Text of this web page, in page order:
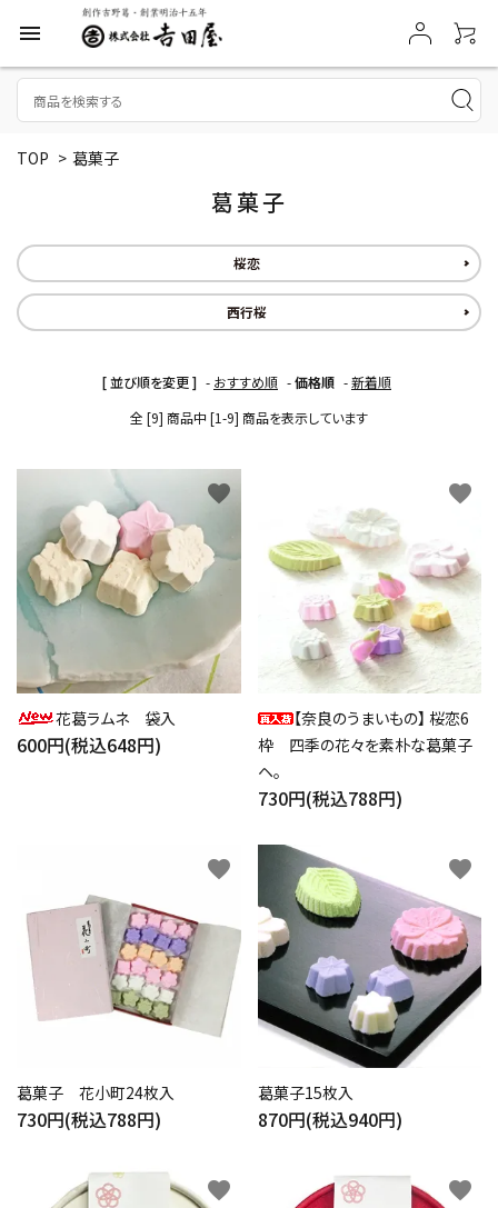
menu
TOP > 葛菓子
葛菓子
桜恋
西行桜
[ 並び順を変更 ] - おすすめ順 -価格順 -新着順
全 [9] 商品中 [1-9] 商品を表示しています
花葛ラムネ 袋入
600円(税込648円)
favorite
【奈良のうまいもの】 桜恋6
枠 四季の花々を素朴な葛菓子
ヘ。
730円(税込788円)
favorite
葛菓子 花小町24枚入
730円(税込788円)
favorite
葛菓子15枚入
870円(税込940円)
favorite
favorite favorite
キーワード